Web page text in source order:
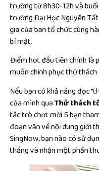
trường từ 8h30-12h và
trường Đại Học Nguyễn
gia của ban tổ chức cùng
bí mật.
Điểm hot đầu tiên chính là
muốn chinh phục thử thách
Nếu bạn có khả năng đọc
của mình quaThử thách
tắc trò chơi: mời 5 bạn
đoạn văn về nội dung giới
SingNow, bạn nào có sử
thắng và nhận một phần